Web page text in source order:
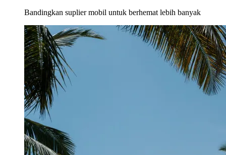
Bandingkan suplier mobil untuk berhemat lebih banyak